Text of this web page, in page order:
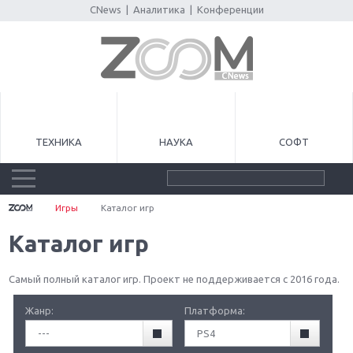
CNews Аналитика Конференции
ТЕХНИКА НАУКА СОФТ
Игры Каталог игр
Каталог игр
Самый полный каталог игр. Проект не поддерживается с 2016 года.
Жанр:
---
Платформа:
PS4